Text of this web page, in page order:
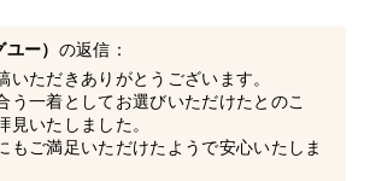
ー） の返信：
いただきありがとうございます。
う一着としてお選びいただけたとのこ
見いたしました。
もご満足いただけたようで安心いたしま